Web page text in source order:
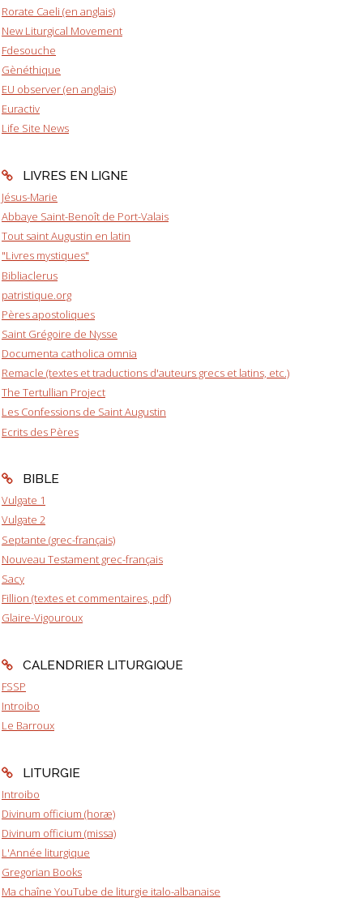
Rorate Caeli (en anglais)
New Liturgical Movement
Fdesouche
Gènéthique
EU observer (en anglais)
Euractiv
Life Site News
LIVRES EN LIGNE
Jésus-Marie
Abbaye Saint-Benoît de Port-Valais
Tout saint Augustin en latin
"Livres mystiques"
Bibliaclerus
patristique.org
Pères apostoliques
Saint Grégoire de Nysse
Documenta catholica omnia
Remacle (textes et traductions d'auteurs grecs et latins, etc.)
The Tertullian Project
Les Confessions de Saint Augustin
Ecrits des Pères
BIBLE
Vulgate 1
Vulgate 2
Septante (grec-français)
Nouveau Testament grec-français
Sacy
Fillion (textes et commentaires, pdf)
Glaire-Vigouroux
CALENDRIER LITURGIQUE
FSSP
Introibo
Le Barroux
LITURGIE
Introibo
Divinum officium (horæ)
Divinum officium (missa)
L'Année liturgique
Gregorian Books
Ma chaîne YouTube de liturgie italo-albanaise